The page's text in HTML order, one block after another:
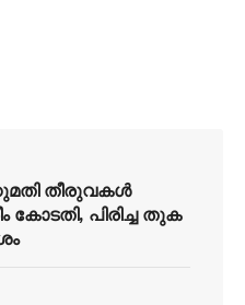
തീരുവകൾ
പിരിച്ച തുക